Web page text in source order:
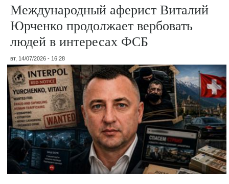
Международный аферист Виталий
Юрченко продолжает вербовать
людей в интересах ФСБ
вт, 14/07/2026 - 16:28